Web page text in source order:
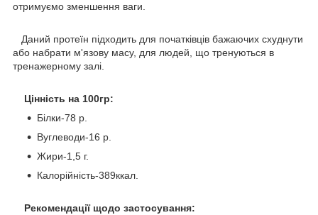
отримуємо зменшення ваги.
Даний протеїн підходить для початківців бажаючих схуднути
або набрати м'язову масу, для людей, що тренуються в
тренажерному залі.
Цінність на 100гр:
Білки-78 р.
Вуглеводи-16 р.
Жири-1,5 г.
Калорійність-389ккал.
Рекомендації щодо застосування: